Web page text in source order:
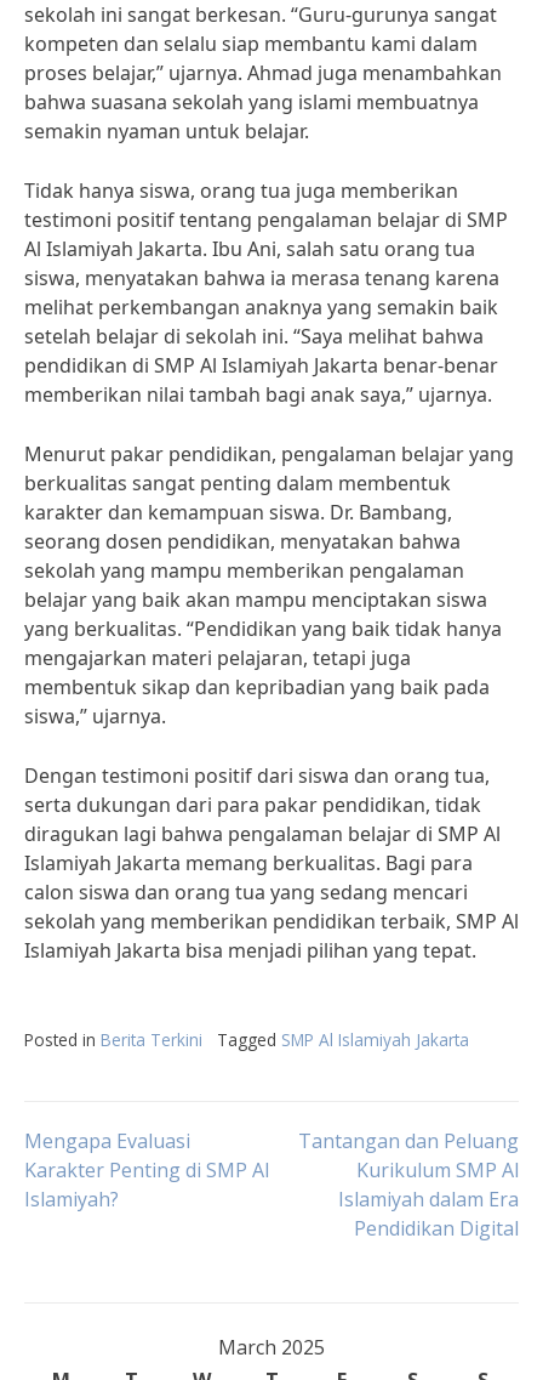
sekolah ini sangat berkesan. “Guru-gurunya sangat
kompeten dan selalu siap membantu kami dalam
proses belajar,” ujarnya. Ahmad juga menambahkan
bahwa suasana sekolah yang islami membuatnya
semakin nyaman untuk belajar.
Tidak hanya siswa, orang tua juga memberikan
testimoni positif tentang pengalaman belajar di SMP
Al Islamiyah Jakarta. Ibu Ani, salah satu orang tua
siswa, menyatakan bahwa ia merasa tenang karena
melihat perkembangan anaknya yang semakin baik
setelah belajar di sekolah ini. “Saya melihat bahwa
pendidikan di SMP Al Islamiyah Jakarta benar-benar
memberikan nilai tambah bagi anak saya,” ujarnya.
Menurut pakar pendidikan, pengalaman belajar yang
berkualitas sangat penting dalam membentuk
karakter dan kemampuan siswa. Dr. Bambang,
seorang dosen pendidikan, menyatakan bahwa
sekolah yang mampu memberikan pengalaman
belajar yang baik akan mampu menciptakan siswa
yang berkualitas. “Pendidikan yang baik tidak hanya
mengajarkan materi pelajaran, tetapi juga
membentuk sikap dan kepribadian yang baik pada
siswa,” ujarnya.
Dengan testimoni positif dari siswa dan orang tua,
serta dukungan dari para pakar pendidikan, tidak
diragukan lagi bahwa pengalaman belajar di SMP Al
Islamiyah Jakarta memang berkualitas. Bagi para
calon siswa dan orang tua yang sedang mencari
sekolah yang memberikan pendidikan terbaik, SMP Al
Islamiyah Jakarta bisa menjadi pilihan yang tepat.
Posted in Berita Terkini Tagged SMP Al Islamiyah Jakarta
Post
navigation
Mengapa Evaluasi
Karakter Penting di SMP Al
Islamiyah?
Tantangan dan Peluang
Kurikulum SMP Al
Islamiyah dalam Era
Pendidikan Digital
March 2025